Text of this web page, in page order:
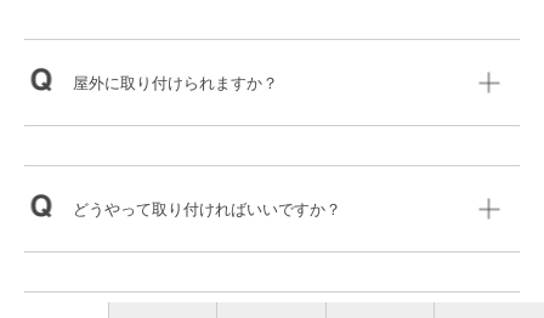
屋外に取り付けられますか？
どうやって取り付ければいいですか？